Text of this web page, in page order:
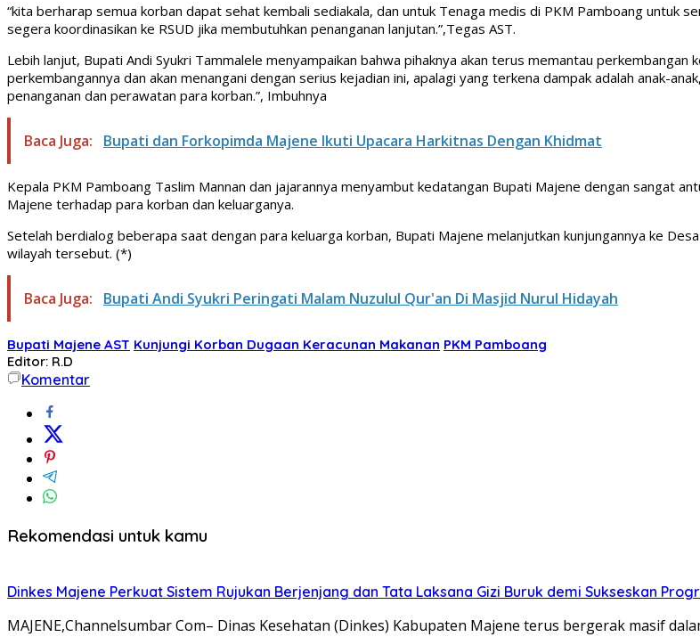
“kita berharap semua korban dapat sehat kembali sediakala, dan untuk Tenaga medis di PKM Pamboang untuk
segera koordinasikan ke RSUD jika membutuhkan penanganan lanjutan.”,Tegas AST.
Lebih lanjut, Bupati Andi Syukri Tammalele menyampaikan bahwa pihaknya akan terus memantau perkembangan
perkembangannya dan akan menangani dengan serius kejadian ini, apalagi yang terkena dampak adalah anak-
penanganan dan perawatan para korban.”, Imbuhnya
Baca Juga: Bupati dan Forkopimda Majene Ikuti Upacara Harkitnas Dengan Khidmat
Kepala PKM Pamboang Taslim Mannan dan jajarannya menyambut kedatangan Bupati Majene dengan sangat
Majene terhadap para korban dan keluarganya.
Setelah berdialog beberapa saat dengan para keluarga korban, Bupati Majene melanjutkan kunjungannya ke
wilayah tersebut. (*)
Baca Juga: Bupati Andi Syukri Peringati Malam Nuzulul Qur'an Di Masjid Nurul Hidayah
Bupati Majene AST Kunjungi Korban Dugaan Keracunan Makanan PKM Pamboang
Editor: R.D
Komentar
Rekomendasi untuk kamu
Dinkes Majene Perkuat Sistem Rujukan Berjenjang dan Tata Laksana Gizi Buruk demi Sukseskan
MAJENE,Channelsumbar Com– Dinas Kesehatan (Dinkes) Kabupaten Majene terus bergerak masif